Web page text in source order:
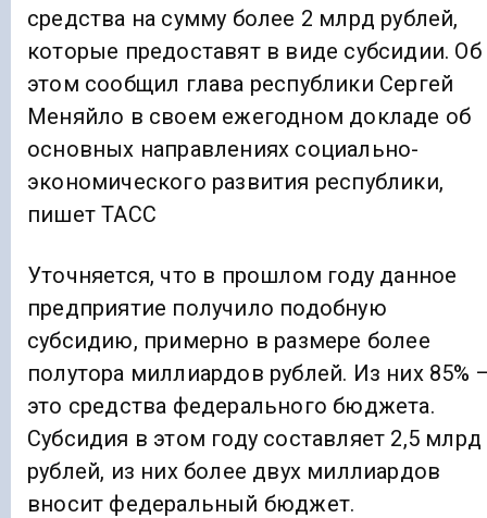
средства на сумму более 2 млрд рублей,
которые предоставят в виде субсидии. Об
этом сообщил глава республики Сергей
Меняйло в своем ежегодном докладе об
основных направлениях социально-
экономического развития республики,
пишет ТАСС
Уточняется, что в прошлом году данное
предприятие получило подобную
субсидию, примерно в размере более
полутора миллиардов рублей. Из них 85%
это средства федерального бюджета.
Субсидия в этом году составляет 2,5 млрд
рублей, из них более двух миллиардов
вносит федеральный бюджет.